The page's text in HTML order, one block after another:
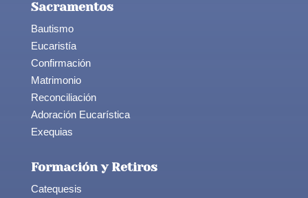
Sacramentos
Bautismo
Eucaristía
Confirmación
Matrimonio
Reconciliación
Adoración Eucarística
Exequias
Formación y Retiros
Catequesis